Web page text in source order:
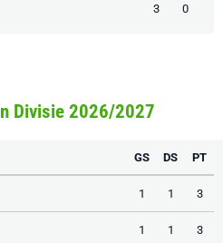
3 0
Divisie 2026/2027
GS DS PT
1 1 3
1 1 3